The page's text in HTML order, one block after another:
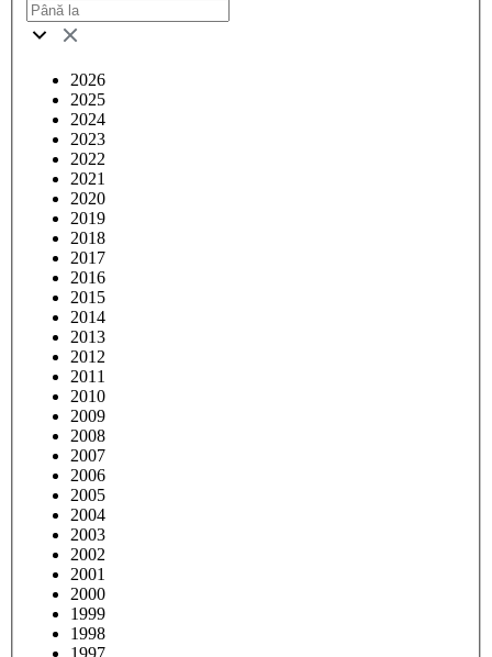
2026
2025
2024
2023
2022
2021
2020
2019
2018
2017
2016
2015
2014
2013
2012
2011
2010
2009
2008
2007
2006
2005
2004
2003
2002
2001
2000
1999
1998